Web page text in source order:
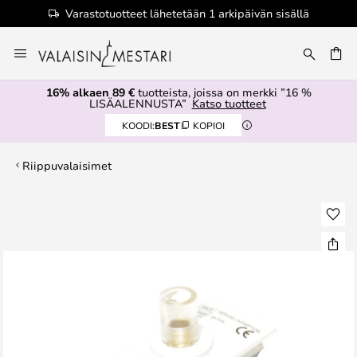
Varastotuotteet lähetetään 1 arkipäivän sisällä
to
Content
16% alkaen 89 €tuotteista, joissa on merkki ”16 %
LISÄALENNUSTA” Katso tuotteet
KOODI:BEST KOPIOI
Riippuvalaisimet